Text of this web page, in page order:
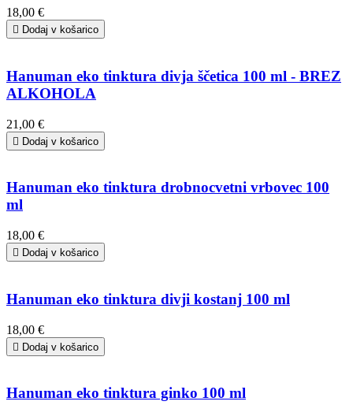
18,00 €
 Dodaj v košarico
Hanuman eko tinktura divja ščetica 100 ml - BREZ
ALKOHOLA
21,00 €
 Dodaj v košarico
Hanuman eko tinktura drobnocvetni vrbovec 100
ml
18,00 €
 Dodaj v košarico
Hanuman eko tinktura divji kostanj 100 ml
18,00 €
 Dodaj v košarico
Hanuman eko tinktura ginko 100 ml